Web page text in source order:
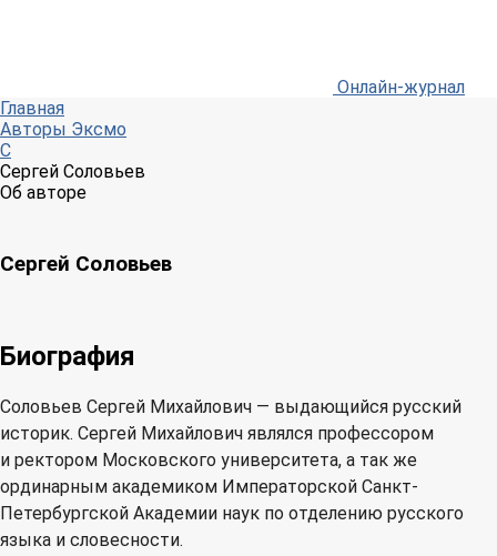
Онлайн-журнал
Главная
Авторы Эксмо
С
Сергей Соловьев
Об авторе
Сергей Соловьев
Биография
Соловьев Сергей Михайлович — выдающийся русский
историк. Сергей Михайлович являлся профессором
и ректором Московского университета, а так же
ординарным академиком Императорской Санкт-
Петербургской Академии наук по отделению русского
языка и словесности.